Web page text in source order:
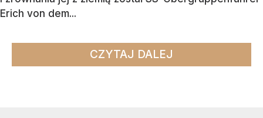
Erich von dem...
CZYTAJ DALEJ